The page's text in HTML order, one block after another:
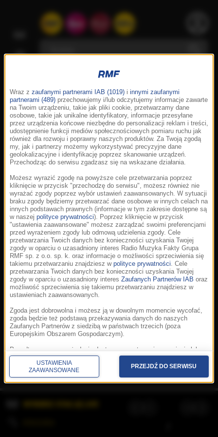
Korzystanie z portalu oznacza akceptację
Prywatność.Aplikacje.© 2026 Radio Muzyka
Fakty Grupa RMF sp. z o.o. sp. k.
Wraz z zaufanymi partnerami IAB (1019) i innymi zaufanymi
partnerami (489) przechowujemy i/lub odczytujemy informacje zawarte
na Twoim urządzeniu, takie jak pliki cookie, przetwarzamy dane
osobowe, takie jak unikalne identyfikatory, informacje przesyłane
przez urządzenia końcowe niezbędne do personalizacji reklam i treści,
udostępnienie funkcji mediów społecznościowych pomiaru ruchu jak
również dla rozwoju i poprawny naszych produktów. Za Twoją zgodą
my, jak i partnerzy możemy wykorzystywać precyzyjne dane
geolokalizacyjne i identyfikację poprzez skanowanie urządzeń.
Przechodząc do serwisu zgadzasz się na wskazane działania.
Możesz wyrazić zgodę na powyższe cele przetwarzania poprzez
kliknięcie w przycisk "przechodzę do serwisu", możesz również nie
wyrażać zgody poprzez wybór ustawień zaawansowanych. W sytuacji
braku zgody będziemy przetwarzać dane osobowe w innych celach na
innych podstawach prawnych (informacje w tym zakresie dostępne są
w naszej polityce prywatności). Poprzez kliknięcie w przycisk
"ustawienia zaawansowane" możesz zarządzać swoimi preferencjami
przed wyrażeniem zgody lub odmową udzielenia zgody. Cele
przetwarzania Twoich danych bez konieczności uzyskania Twojej
zgody w oparciu o uzasadniony interes Radio Muzyka Fakty Grupa
RMF sp. z o.o. sp. k. oraz informacje o możliwości sprzeciwienia się
takiemu przetwarzaniu znajdziesz w polityce prywatności. Cele
przetwarzania Twoich danych bez konieczności uzyskania Twojej
zgody w oparciu o uzasadniony interes Zaufanych Partnerów IAB oraz
możliwość sprzeciwienia się takiemu przetwarzaniu znajdziesz w
ustawieniach zaawansowanych.
Zgoda jest dobrowolna i możesz ją w dowolnym momencie wycofać,
zgoda będzie też podstawą przekazywania danych do naszych
Zaufanych Partnerów z siedzibą w państwach trzecich (poza
Europejskim Obszarem Gospodarczym).
Ponadto masz prawo żądania dostępu, sprostowania, usunięcia lub
ograniczenia przetwarzania danych, a także złożenia skargi do
Prezesa Urzędu Ochrony Danych Osobowych. W polityce prywatności
znajdziesz informacje jak wykonać swoje prawa. Szczegółowe
informacje na temat przetwarzania Twoich danych znajdują się w
USTAWIENIA
ZAAWANSOWANE
PRZEJDŹ DO SERWISU